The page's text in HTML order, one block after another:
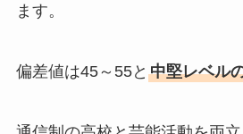
ます。
偏差値は45～55と 中堅レベル